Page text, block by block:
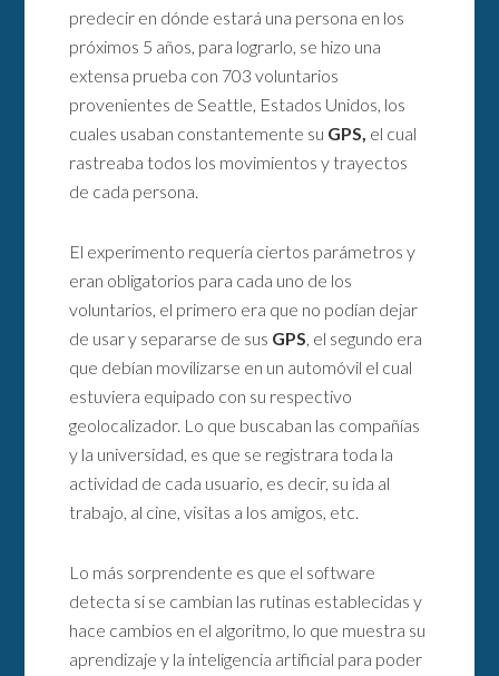
predecir en dónde estará una persona en los
próximos 5 años, para lograrlo, se hizo una
extensa prueba con 703 voluntarios
provenientes de Seattle, Estados Unidos, los
cuales usaban constantemente su GPS, el cual
rastreaba todos los movimientos y trayectos
de cada persona.
El experimento requería ciertos parámetros y
eran obligatorios para cada uno de los
voluntarios, el primero era que no podían dejar
de usar y separarse de sus GPS, el segundo era
que debían movilizarse en un automóvil el cual
estuviera equipado con su respectivo
geolocalizador. Lo que buscaban las compañías
y la universidad, es que se registrara toda la
actividad de cada usuario, es decir, su ida al
trabajo, al cine, visitas a los amigos, etc.
Lo más sorprendente es que el software
detecta si se cambian las rutinas establecidas y
hace cambios en el algoritmo, lo que muestra su
aprendizaje y la inteligencia artificial para poder